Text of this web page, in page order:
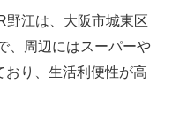
江は、大阪市城東区
、周辺にはスーパーや
おり、生活利便性が高